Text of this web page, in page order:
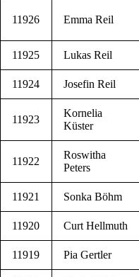
11926 Emma Reil
11925 Luk­as Reil
11924 Jose­fin Reil
11923
Kor­ne­lia
Küster
11922
Ros­wit­ha
Peters
11921 Son­ka Böhm
11920 Curt Hellmuth
11919 Pia Gertler